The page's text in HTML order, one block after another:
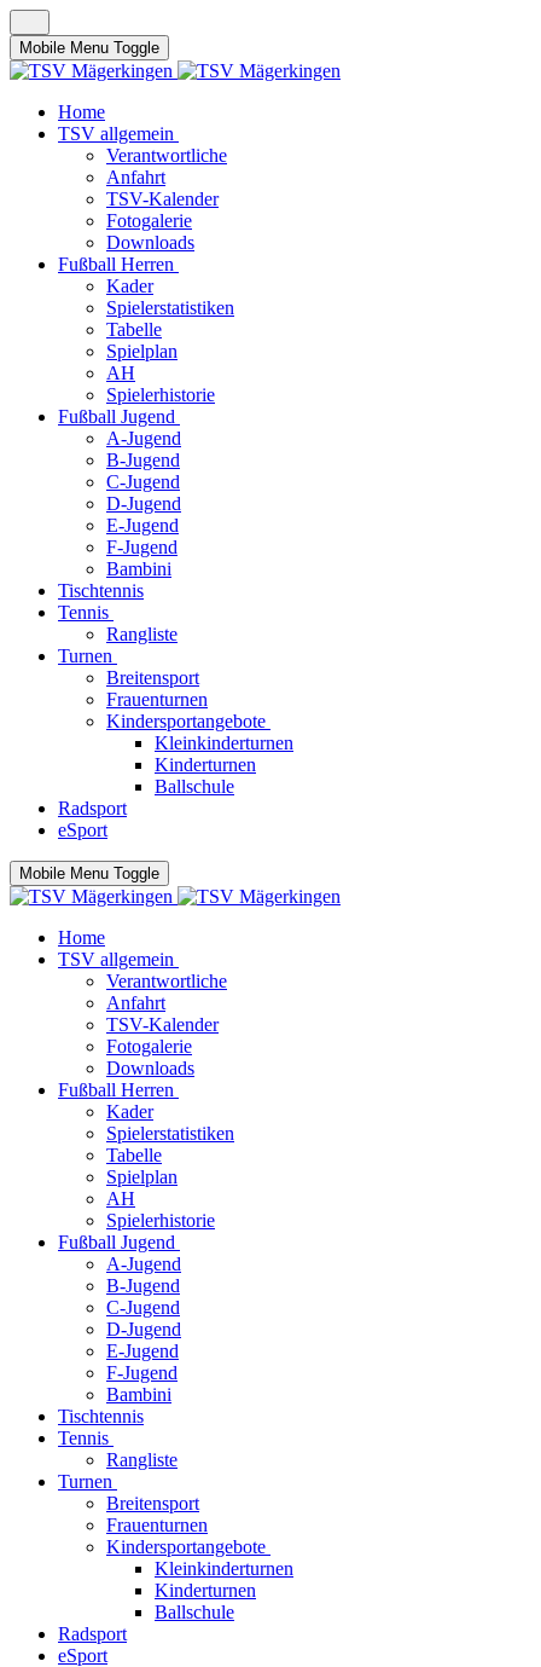
Mobile Menu Toggle
Home
TSV allgemein
Verantwortliche
Anfahrt
TSV-Kalender
Fotogalerie
Downloads
Fußball Herren
Kader
Spielerstatistiken
Tabelle
Spielplan
AH
Spielerhistorie
Fußball Jugend
A-Jugend
B-Jugend
C-Jugend
D-Jugend
E-Jugend
F-Jugend
Bambini
Tischtennis
Tennis
Rangliste
Turnen
Breitensport
Frauenturnen
Kindersportangebote
Kleinkinderturnen
Kinderturnen
Ballschule
Radsport
eSport
Mobile Menu Toggle
Home
TSV allgemein
Verantwortliche
Anfahrt
TSV-Kalender
Fotogalerie
Downloads
Fußball Herren
Kader
Spielerstatistiken
Tabelle
Spielplan
AH
Spielerhistorie
Fußball Jugend
A-Jugend
B-Jugend
C-Jugend
D-Jugend
E-Jugend
F-Jugend
Bambini
Tischtennis
Tennis
Rangliste
Turnen
Breitensport
Frauenturnen
Kindersportangebote
Kleinkinderturnen
Kinderturnen
Ballschule
Radsport
eSport